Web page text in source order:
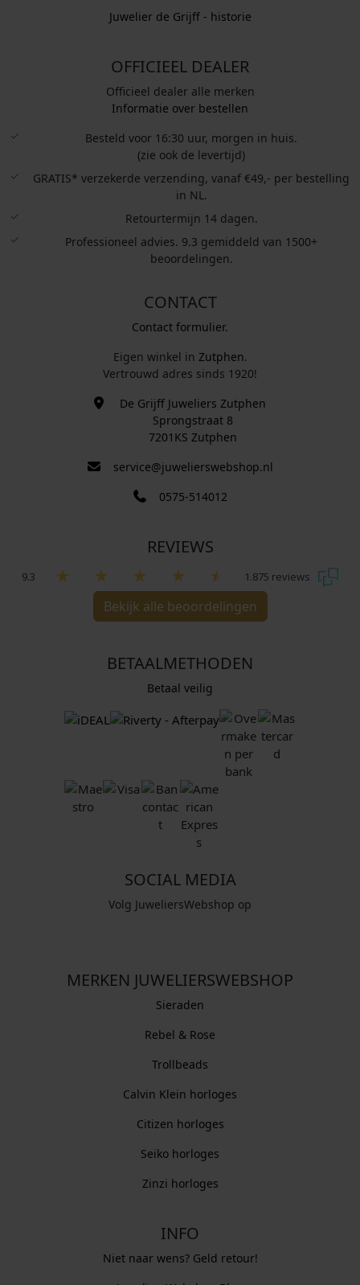
Juwelier de Grijff - historie
OFFICIEEL DEALER
Officieel dealer alle merken
Informatie over bestellen
Besteld voor 16:30 uur, morgen in huis.
(zie ook de levertijd)
GRATIS* verzekerde verzending, vanaf €49,- per bestelling
in NL.
Retourtermijn 14 dagen.
Professioneel advies. 9.3 gemiddeld van 1500+
beoordelingen.
CONTACT
Contact formulier.
Eigen winkel in Zutphen.
Vertrouwd adres sinds 1920!
De Grijff Juweliers Zutphen
Sprongstraat 8
7201KS Zutphen
service@juwelierswebshop.nl
0575-514012
REVIEWS
9.3 1.875 reviews
Bekijk alle beoordelingen
BETAALMETHODEN
Betaal veilig
SOCIAL MEDIA
Volg JuweliersWebshop op
MERKEN JUWELIERSWEBSHOP
Sieraden
Rebel & Rose
Trollbeads
Calvin Klein horloges
Citizen horloges
Seiko horloges
Zinzi horloges
INFO
Niet naar wens? Geld retour!